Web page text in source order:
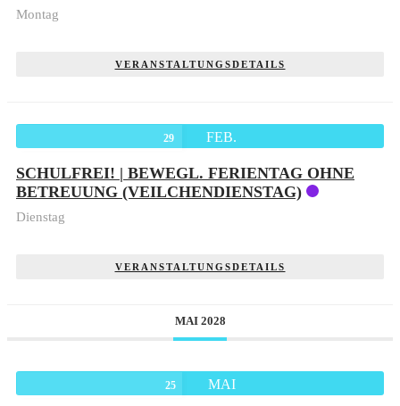
Montag
VERANSTALTUNGSDETAILS
29 FEB.
SCHULFREI! | BEWEGL. FERIENTAG OHNE
BETREUUNG (VEILCHENDIENSTAG)
Dienstag
VERANSTALTUNGSDETAILS
MAI 2028
25 MAI